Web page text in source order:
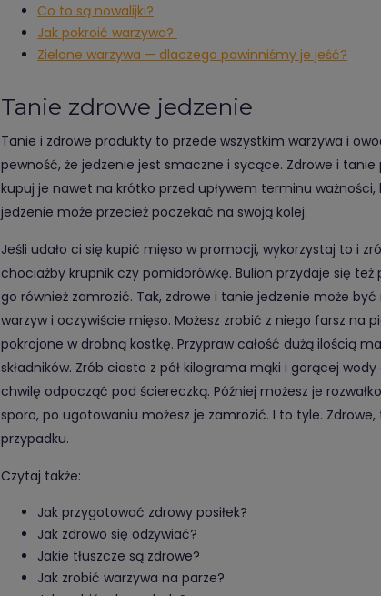
Co to są nowalijki?
Jak pokroić warzywa?
Zielone warzywa — dlaczego powinniśmy je jeść?
Tanie zdrowe jedzenie
Tanie i zdrowe produkty to przede wszystkim warzywa i
pewność, że jedzenie jest smaczne i sycące. Zdrowe i
kupuj je nawet na krótko przed upływem terminu
jedzenie może przecież poczekać na swoją kolej.
Jeśli udało ci się kupić mięso w promocji, wykorzystaj to i
chociażby krupnik czy pomidorówkę. Bulion przydaje się
go również zamrozić. Tak, zdrowe i tanie jedzenie może
warzyw i oczywiście mięso. Możesz zrobić z niego farsz na
pokrojone w drobną kostkę. Przypraw całość dużą ilością
składników. Zrób ciasto z pół kilograma mąki i gorącej
chwilę odpocząć pod ściereczką. Później możesz je
sporo, po ugotowaniu możesz je zamrozić. I to tyle.
przypadku.
Czytaj także:
Jak przygotować zdrowy posiłek?
Jak zdrowo się odżywiać?
Jakie tłuszcze są zdrowe?
Jak zrobić warzywa na parze?